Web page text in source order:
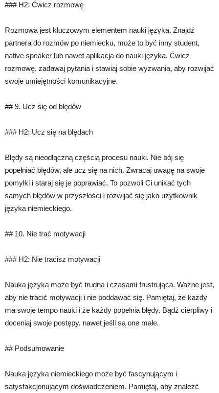
### H2: Ćwicz rozmowę
Rozmowa jest kluczowym elementem nauki języka. Znajdź
partnera do rozmów po niemiecku, może to być inny student,
native speaker lub nawet aplikacja do nauki języka. Ćwicz
rozmowę, zadawaj pytania i stawiaj sobie wyzwania, aby rozwijać
swoje umiejętności komunikacyjne.
## 9. Ucz się od błędów
### H2: Ucz się na błędach
Błędy są nieodłączną częścią procesu nauki. Nie bój się
popełniać błędów, ale ucz się na nich. Zwracaj uwagę na swoje
pomyłki i staraj się je poprawiać. To pozwoli Ci unikać tych
samych błędów w przyszłości i rozwijać się jako użytkownik
języka niemieckiego.
## 10. Nie trać motywacji
### H2: Nie tracisz motywacji
Nauka języka może być trudna i czasami frustrująca. Ważne jest,
aby nie tracić motywacji i nie poddawać się. Pamiętaj, że każdy
ma swoje tempo nauki i że każdy popełnia błędy. Bądź cierpliwy i
doceniaj swoje postępy, nawet jeśli są one małe.
## Podsumowanie
Nauka języka niemieckiego może być fascynującym i
satysfakcjonującym doświadczeniem. Pamiętaj, aby znaleźć